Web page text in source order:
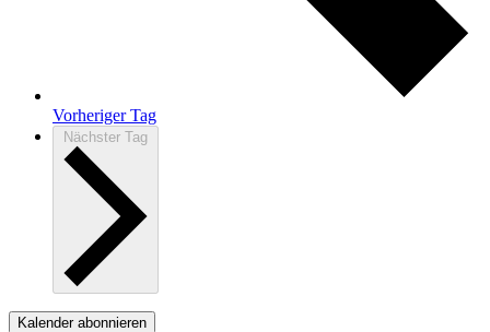
Vorheriger Tag
Nächster Tag
Kalender abonnieren